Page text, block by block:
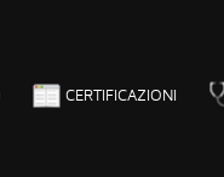
CERTIFICAZIONI